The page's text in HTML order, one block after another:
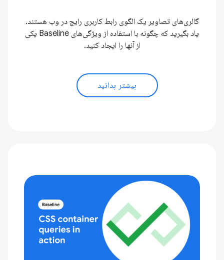
گالری‌های تصاویر یک الگوی رابط کاربری رایج در وب هستند.
یاد بگیرید که چگونه با استفاده از ویژگی‌های Baseline یکی
از آنها را ایجاد کنید.
بیشتر بدانید